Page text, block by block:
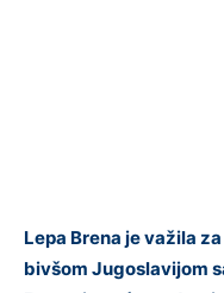
Lepa Brena je važila
bivšom Jugoslavijom